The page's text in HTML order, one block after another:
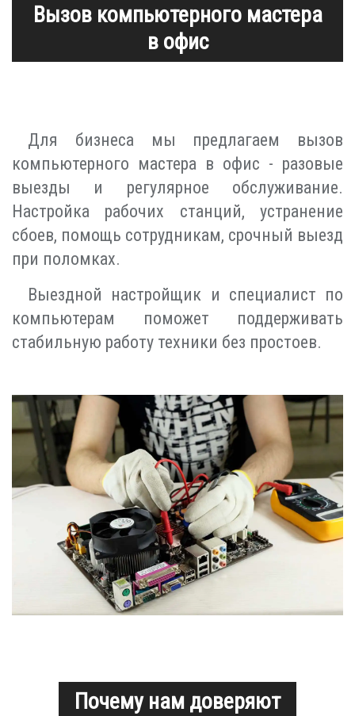
Вызов компьютерного мастера
в офис
Для бизнеса мы предлагаем вызов
компьютерного мастера в офис - разовые
выезды и регулярное обслуживание.
Настройка рабочих станций, устранение
сбоев, помощь сотрудникам, срочный выезд
при поломках.
Выездной настройщик и специалист по
компьютерам поможет поддерживать
стабильную работу техники без простоев.
Почему нам доверяют